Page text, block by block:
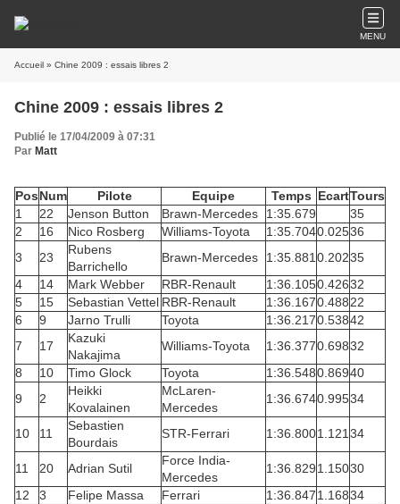
MENU
Accueil » Chine 2009 : essais libres 2
Chine 2009 : essais libres 2
Publié le 17/04/2009 à 07:31
Par Matt
PosNum Pilote Equipe Temps EcartTours
1
22 Jenson Button Brawn-Mercedes 1:35.679
35
2
16 Nico Rosberg Williams-Toyota 1:35.7040.02536
3
23
Rubens
Barrichello
Brawn-Mercedes 1:35.881 0.20235
4
14 Mark Webber RBR-Renault 1:36.1050.42632
5
15 Sebastian Vettel RBR-Renault 1:36.1670.48822
6
9 Jarno Trulli Toyota 1:36.2170.53842
7
17
Kazuki
Nakajima
Williams-Toyota 1:36.3770.69832
8
10 Timo Glock Toyota 1:36.5480.86940
9
2
Heikki
Kovalainen
McLaren-
Mercedes
1:36.6740.99534
10 11
Sebastien
Bourdais
STR-Ferrari 1:36.8001.121 34
11 20 Adrian Sutil
Force India-
Mercedes
1:36.8291.15030
12
3 Felipe Massa Ferrari 1:36.8471.16834